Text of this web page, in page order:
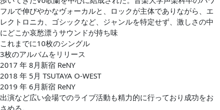
フルで伸びやかなヴォーカルと、ロックが主体でありながら、エ
レクトロニカ、ゴシックなど、ジャンルを特定せず、激しさの中
にどこか哀愁漂うサウンドが持ち味
これまでに10枚のシングル
3枚のアルバムをリリース
2017 年 8月新宿 ReNY
2018 年 5月 TSUTAYA O-WEST
2019 年 6月新宿 ReNY
出演など広い会場でのライブ活動も精力的に行っており成功をお
さめる。